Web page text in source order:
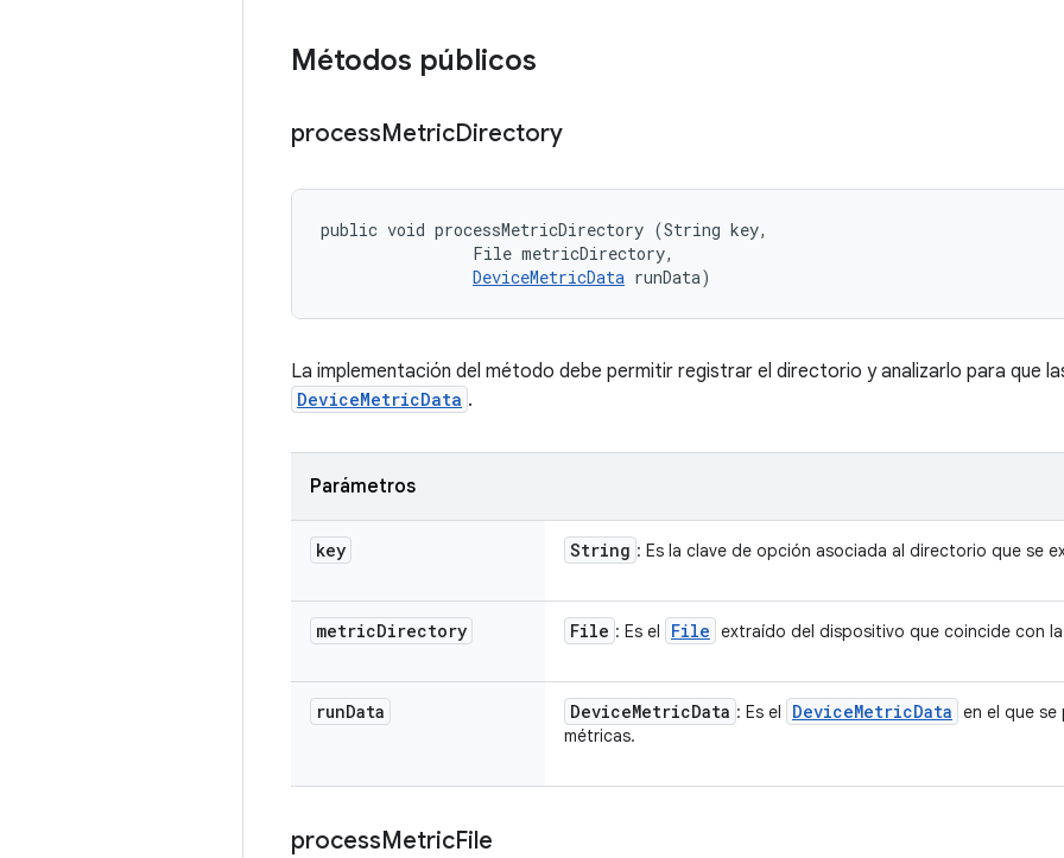
Métodos públicos
processMetricDirectory
public void processMetricDirectory (String key,
                File metricDirectory,
DeviceMetricData runData)
La implementación del método debe permitir registrar el directorio y analizarlo para que
DeviceMetricData .
Parámetros
key String : Es la clave de opción asociada al directorio que se
metricDirectory File : Es el File extraído del dispositivo que coincide con
runData DeviceMetricData : Es el DeviceMetricData en el que se
métricas.
processMetricFile